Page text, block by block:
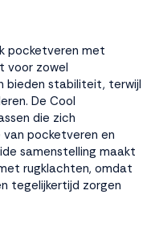
pocketveren met
voor zowel
bieden stabiliteit, terwijl
De Cool
die zich
pocketveren en
samenstelling maakt
rugklachten, omdat
tegelijkertijd zorgen